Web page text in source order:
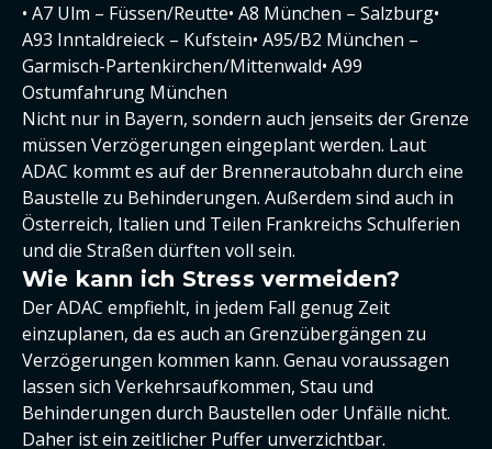
• A7 Ulm – Füssen/Reutte• A8 München – Salzburg•
A93 Inntaldreieck – Kufstein• A95/B2 München –
Garmisch-Partenkirchen/Mittenwald• A99
Ostumfahrung München
Nicht nur in Bayern, sondern auch jenseits der Grenze
müssen Verzögerungen eingeplant werden. Laut
ADAC kommt es auf der Brennerautobahn durch eine
Baustelle zu Behinderungen. Außerdem sind auch in
Österreich, Italien und Teilen Frankreichs Schulferien
und die Straßen dürften voll sein.
Wie kann ich Stress vermeiden?
Der ADAC empfiehlt, in jedem Fall genug Zeit
einzuplanen, da es auch an Grenzübergängen zu
Verzögerungen kommen kann. Genau voraussagen
lassen sich Verkehrsaufkommen, Stau und
Behinderungen durch Baustellen oder Unfälle nicht.
Daher ist ein zeitlicher Puffer unverzichtbar.